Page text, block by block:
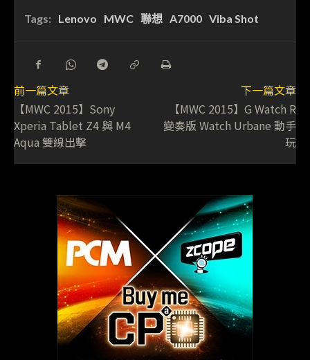
Tags: Lenovo MWC 聯想 A7000 Viba Shot
前一篇文章
【MWC 2015】Sony
Xperia Tablet Z4 與 M4
Aqua 雙線出擊
下一篇文章
【MWC 2015】G Watch R
變奏版 Watch Urbane 動手
玩